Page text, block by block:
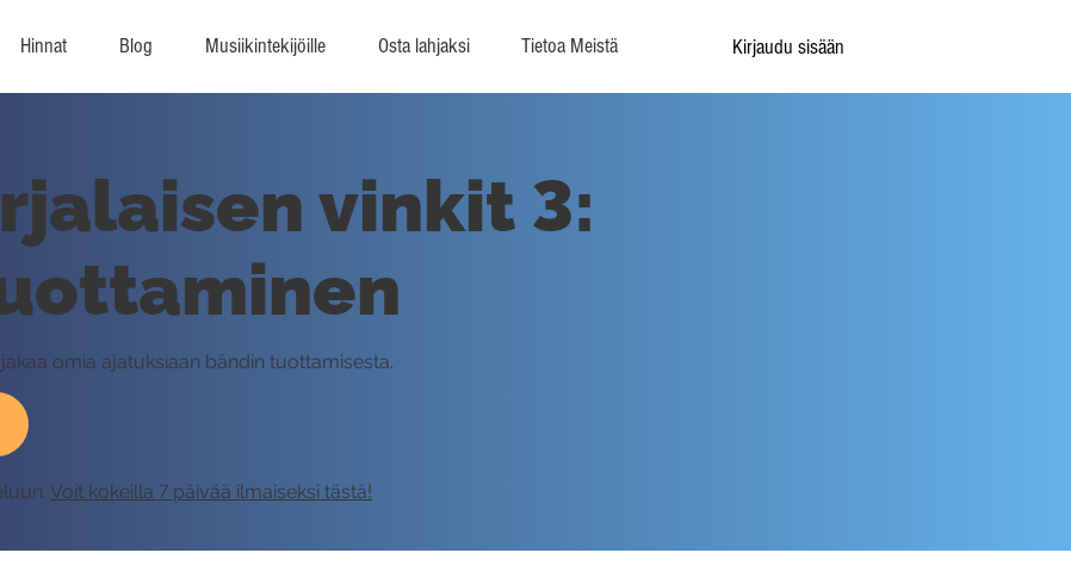
Hinnat Blog Musiikintekijöille Osta lahjaksi Tietoa Meistä Kirjaudu sisään
vinkit 3:
omia ajatuksiaan bändin tuottamisesta.
Voit kokeilla 7 päivää ilmaiseksi tästä!